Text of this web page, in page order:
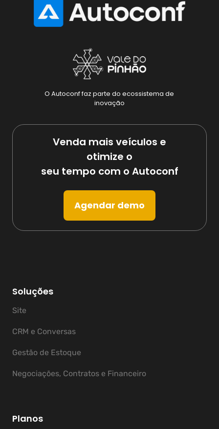
O Autoconf faz parte do ecossistema de
inovação
Venda mais veículos e
otimize o
seu tempo com o Autoconf
Agendar demo
Soluções
Site
CRM e Conversas
Gestão de Estoque
Negociações, Contratos e Financeiro
Planos